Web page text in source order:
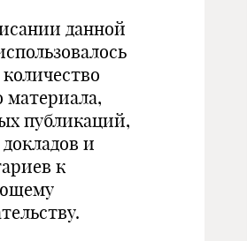
данной
материала,
публикаций,
и
к